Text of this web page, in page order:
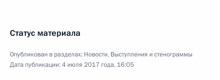
Статус материала
Опубликован в разделах: Новости, Выступления и стенограммы
Дата публикации:4 июля 2017 года, 16:05